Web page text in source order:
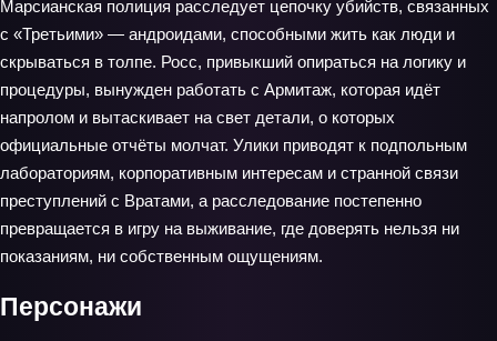
Марсианская полиция расследует цепочку убийств, связанных
с «Третьими» — андроидами, способными жить как люди и
скрываться в толпе. Росс, привыкший опираться на логику и
процедуры, вынужден работать с Армитаж, которая идёт
напролом и вытаскивает на свет детали, о которых
официальные отчёты молчат. Улики приводят к подпольным
лабораториям, корпоративным интересам и странной связи
преступлений с Вратами, а расследование постепенно
превращается в игру на выживание, где доверять нельзя ни
показаниям, ни собственным ощущениям.
Персонажи